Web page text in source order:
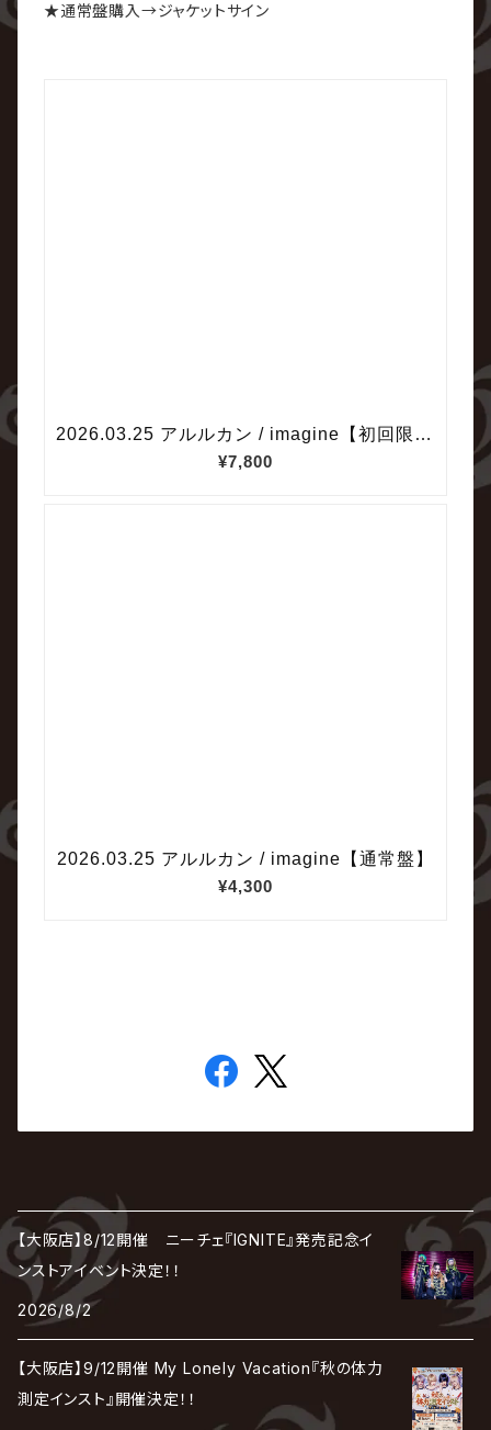
★通常盤購入→ジャケットサイン
【大阪店】8/12開催 ニーチェ『IGNITE』発売記念イ
ンストアイベント決定！！
2026/8/2
【大阪店】9/12開催 My Lonely Vacation『秋の体力
測定インスト』開催決定！！